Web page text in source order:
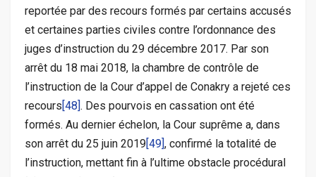
reportée par des recours formés par certains accusés
et certaines parties civiles contre l’ordonnance des
juges d’instruction du 29 décembre 2017. Par son
arrêt du 18 mai 2018, la chambre de contrôle de
l’instruction de la Cour d’appel de Conakry a rejeté ces
recours [48] . Des pourvois en cassation ont été
formés. Au dernier échelon, la Cour suprême a, dans
son arrêt du 25 juin 2019 [49] , confirmé la totalité de
l’instruction, mettant fin à l’ultime obstacle procédural